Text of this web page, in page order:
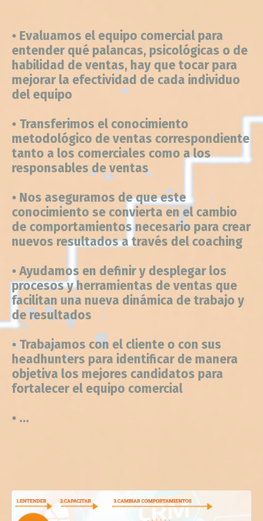
entender qué palancas, psicológicas o de
habilidad de ventas, hay que tocar para
mejorar la efectividad de cada individuo
del equipo
• Transferimos el conocimiento
metodológico de ventas correspondiente
tanto a los comerciales como a los
responsables de ventas
• Nos aseguramos de que este
conocimiento se convierta en el cambio
de comportamientos necesario para crear
nuevos resultados a través del coaching
• Ayudamos en definir y desplegar los
procesos y herramientas de ventas que
facilitan una nueva dinámica de trabajo y
de resultados
• Trabajamos con el cliente o con sus
headhunters para identificar de manera
objetiva los mejores candidatos para
fortalecer el equipo comercial
• …